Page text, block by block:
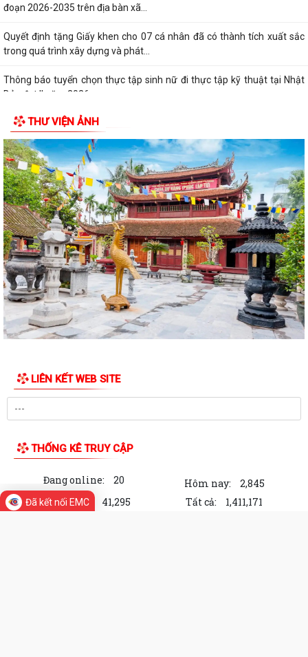
đoạn 2026-2035 trên địa bàn xã...
Quyết định tặng Giấy khen cho 07 cá nhân đã có thành tích xuất sắc
trong quá trình xây dựng và phát...
Thông báo tuyển chọn thực tập sinh nữ đi thực tập kỹ thuật tại Nhật
Bản đợt II năm 2026
THƯ VIỆN ẢNH
LIÊN KẾT WEB SITE
THỐNG KÊ TRUY CẬP
Đang online: 20 Hôm nay:
2,845
Trong tuần:
41,295 Tất cả: 1,411,171
Đã kết nối EMC